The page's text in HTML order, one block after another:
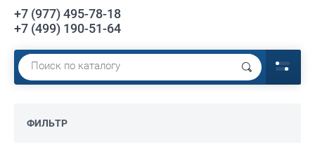
+7 (977) 495-78-18
+7 (499) 190-51-64
ФИЛЬТР